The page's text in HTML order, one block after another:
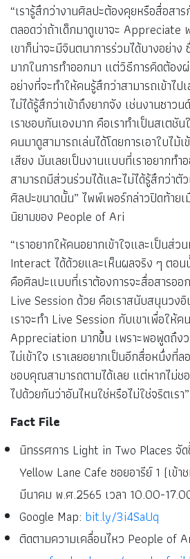
“เรารู้สึกว่างานศิลปะต้องคุยหรือสื่อสา
ตลอดว่าถ้าเด็กมาดูเขาจะ
เขาก็น่าจะมีจินตนาการร่วมได้บางอย่าง
มากในการทำออกมา แต่วิธีการคิดต้อง
อย่างที่จะทำให้คนรู้สึกว่าสามารถเข้าไป
ไม่ได้รู้สึกว่าเข้าถึงยากจัง เช่นงานซาว
เราชอบกันเองมาก คือเราทำเป็นสเตชั
คนมาดูสามารถเล่นได้โดยการเอาใบไม้
เสียง มันเลยเป็นงานแบบที่เราอยากทำ
สามารถมีส่วนร่วมได้และไม่ได้รู้สึกว่าตั
ศิลปะขนาดนั้น” ไพพ์เพอร์กล่าวปิดท้าย
นิยามของ People of Ari
“เราอยากให้คนอยากเข้าใจและเป็นส่
Interact ได้ด้วยและเห็นผลจริง ๆ ตอน
คือศิลปะแบบที่เราต้องการจะสื่อสารออ
Live Session ด้วย คือเราสนับสนุนวง
เราจะทำ Live Session กับเขาเพื่อให้ค
Appreciation มากขึ้น เพราะพอพูดถึง
ไม่เข้าใจ เราเลยอยากเป็นอีกสื่อหนึ่งที่
ชอบคุณสามารถตามได้เลย แต่หากไม่ชอ
ไปด้วยกันว่าอันไหนใช่หรือไม่ใช่จริตเรา”
Fact File
นิทรรศการ Light in Two Places จั
Yellow Lane Cafe ซอยอารีย์ 1 (เข้
มีนาคม พ.ศ.2565 เวลา 10.00-
Google Map: bit.ly/3i4SaUq
ติดตามความเคลื่อนไหว People of